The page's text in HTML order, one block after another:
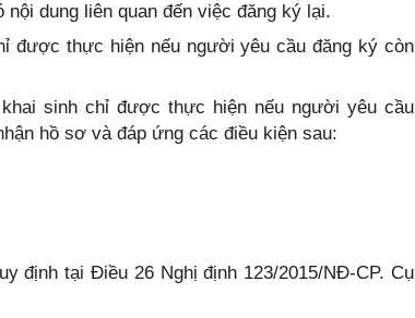
dung liên quan đến việc đăng ký lại.
được thực hiện nếu người yêu cầu đăng ký còn
sinh chỉ được thực hiện nếu người yêu cầu
hồ sơ và đáp ứng các điều kiện sau:
định tại Điều 26 Nghị định 123/2015/NĐ-CP. Cụ